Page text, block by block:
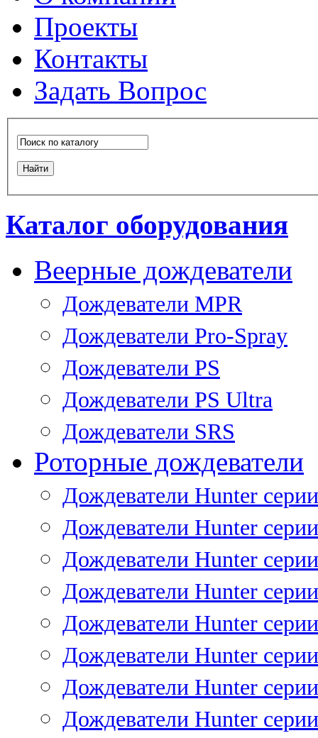
Проекты
Контакты
Задать Вопрос
Каталог оборудования
Веерные дождеватели
Дождеватели MPR
Дождеватели Pro-Spray
Дождеватели PS
Дождеватели PS Ultra
Дождеватели SRS
Роторные дождеватели
Дождеватели Hunter
Дождеватели Hunter
Дождеватели Hunter
Дождеватели Hunter
Дождеватели Hunter
Дождеватели Hunter
Дождеватели Hunter
Дождеватели Hunter